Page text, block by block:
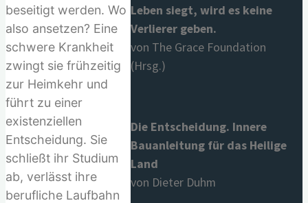
beseitigt werden. Wo
also ansetzen? Eine
schwere Krankheit
zwingt sie frühzeitig
zur Heimkehr und
führt zu einer
existenziellen
Entscheidung. Sie
schließt ihr Studium
ab, verlässt ihre
berufliche Laufbahn
Leben siegt, wird es keine
Verlierer geben.
von The Grace Foundation
(Hrsg.)
Die Entscheidung. Innere
Bauanleitung für das Heilige
Land
von Dieter Duhm